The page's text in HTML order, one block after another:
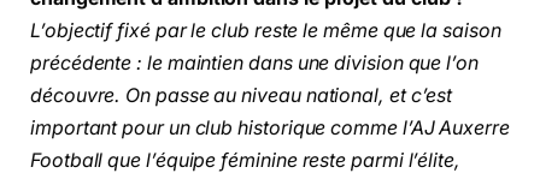
L’objectif fixé par le club reste le même que la saison
précédente : le maintien dans une division que l’on
découvre. On passe au niveau national, et c’est
important pour un club historique comme l’AJ Auxerre
Football que l’équipe féminine reste parmi l’élite,